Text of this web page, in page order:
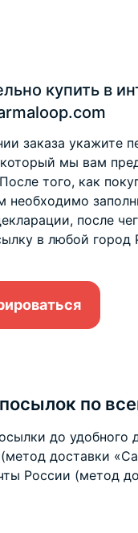
купить в
заказа укажите
мы вам
того, как
необходимо
после
в любой город
по
до удобного
доставки
России (метод